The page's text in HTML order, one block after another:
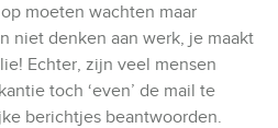
moeten wachten maar
niet denken aan werk, je maakt
Echter, zijn veel mensen
toch ‘even’ de mail te
berichtjes beantwoorden.